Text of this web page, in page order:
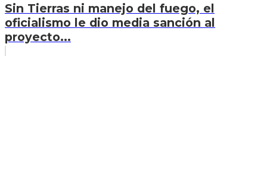
Sin Tierras ni manejo del fuego, el
oficialismo le dio media sanción al
proyecto...